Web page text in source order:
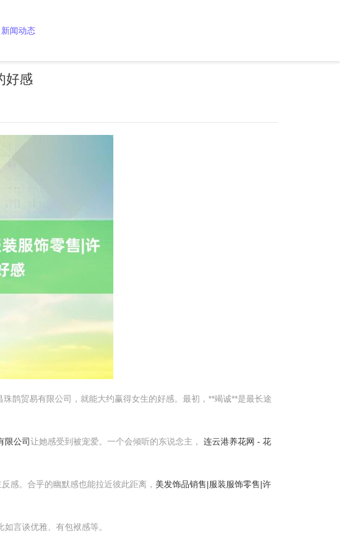
新闻动态
好感
鹊贸易有限公司，就能大约赢得女生的好感。最初，**竭诚**是最长途
限公司让她感受到被宠爱。一个会倾听的东说念主， 连云港养花网 - 花
感。合乎的幽默感也能拉近彼此距离， 美发饰品销售|服装服饰零售|许
言谈优雅、有包袱感等。